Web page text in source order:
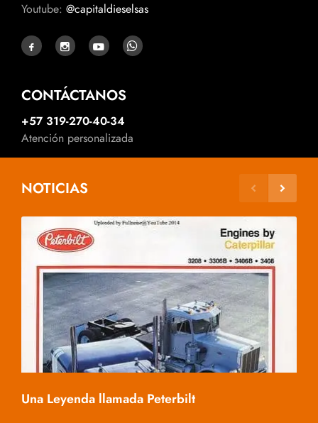
Youtube: @capitaldieselsas
CONTÁCTANOS
+57 319-270-40-34
Atención personalizada
NOTICIAS
Una Leyenda llamada Peterbilt